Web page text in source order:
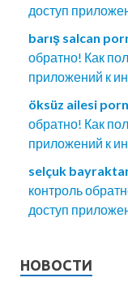
доступ
barış salcan
обратно! Как
приложений к
öksüz ailesi
обратно! Как
приложений к
selçuk
контроль
доступ
НОВОСТИ